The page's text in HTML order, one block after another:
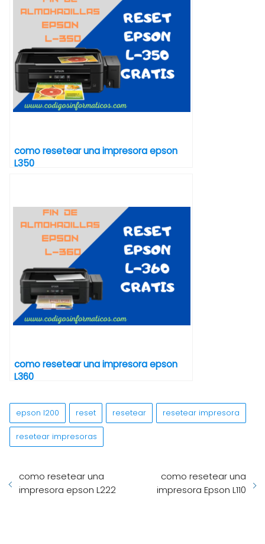
como resetear una impresora epson
L350
como resetear una impresora epson
L360
epson l200 reset resetear resetear impresora
resetear impresoras
como resetear una
impresora epson L222
como resetear una
impresora Epson L110